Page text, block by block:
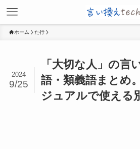
ホーム た行
「大切な人」の言
語・類義語まとめ
ジュアルで使える
2024
9/25